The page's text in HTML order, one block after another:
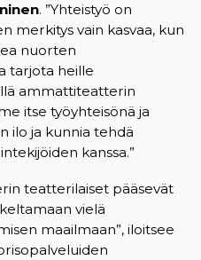
. ”Yhteistyö on
merkitys vain kasvaa, kun
nuorten
tarjota heille
ammattiteatterin
itse työyhteisönä ja
ilo ja kunnia tehdä
kanssa.”
teatterilaiset pääsevät
vielä
maailmaan”, iloitsee